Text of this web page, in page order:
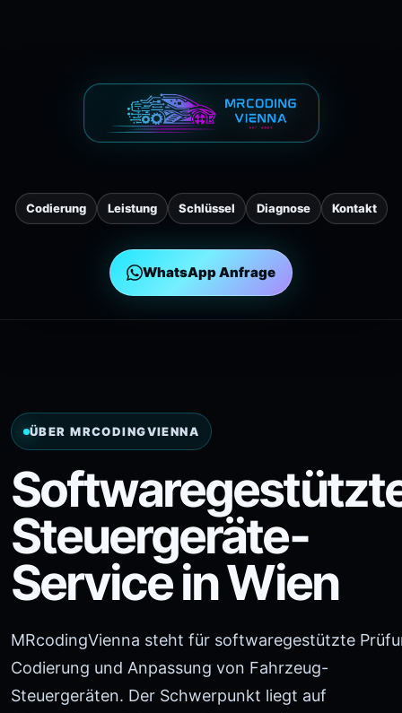
Codierung Leistung Schlüssel Diagnose Kontakt
WhatsApp Anfrage
ÜBER MRCODINGVIENNA
Steuergeräte-
Service in Wien
MRcodingVienna steht für softwaregestützte
Codierung und Anpassung von Fahrzeug-
Steuergeräten. Der Schwerpunkt liegt auf